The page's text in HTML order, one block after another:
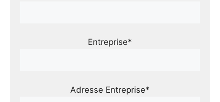
Entreprise*
Adresse Entreprise*